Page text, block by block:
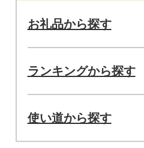
お礼品から探す
ランキングから探す
使い道から探す